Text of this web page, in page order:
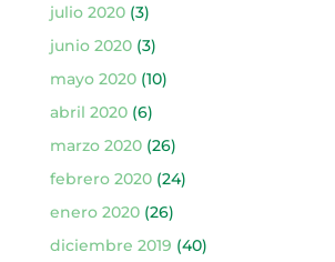
julio 2020(3)
junio 2020(3)
mayo 2020(10)
abril 2020(6)
marzo 2020(26)
febrero 2020(24)
enero 2020(26)
diciembre 2019 (40)